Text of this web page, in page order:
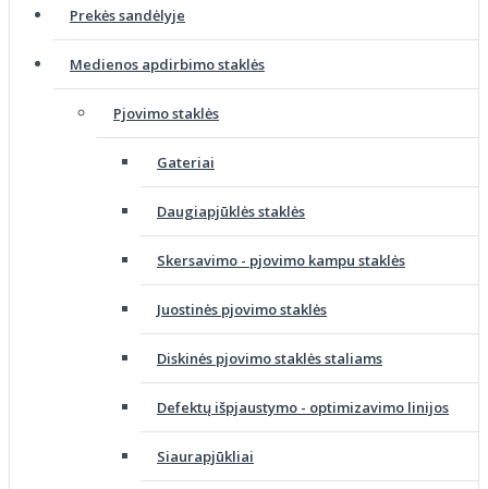
Prekės sandėlyje
Medienos apdirbimo staklės
Pjovimo staklės
Gateriai
Daugiapjūklės staklės
Skersavimo - pjovimo kampu staklės
Juostinės pjovimo staklės
Diskinės pjovimo staklės staliams
Defektų išpjaustymo - optimizavimo linijos
Siaurapjūkliai